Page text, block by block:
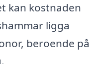
kan kostnaden
ligga
beroende på